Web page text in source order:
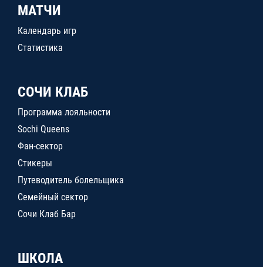
МАТЧИ
Календарь игр
Статистика
СОЧИ КЛАБ
Программа лояльности
Sochi Queens
Фан-сектор
Стикеры
Путеводитель болельщика
Семейный сектор
Сочи Клаб Бар
ШКОЛА